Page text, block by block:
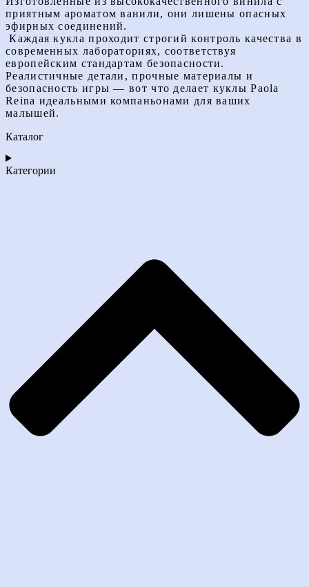
приятным ароматом ванили, они лишены опасных
эфирных соединений.
Каждая кукла проходит строгий контроль качества в
современных лабораториях, соответствуя
европейским стандартам безопасности.
Реалистичные детали, прочные материалы и
безопасность игры — вот что делает куклы Paola
Reina идеальными компаньонами для ваших
малышей.
Каталог
Категории